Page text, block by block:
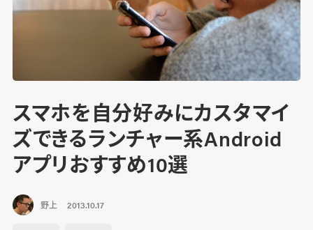
スマホを自分好みにカスタマイ
ズできるランチャー系Android
アプリおすすめ10選
野上 2013.10.17